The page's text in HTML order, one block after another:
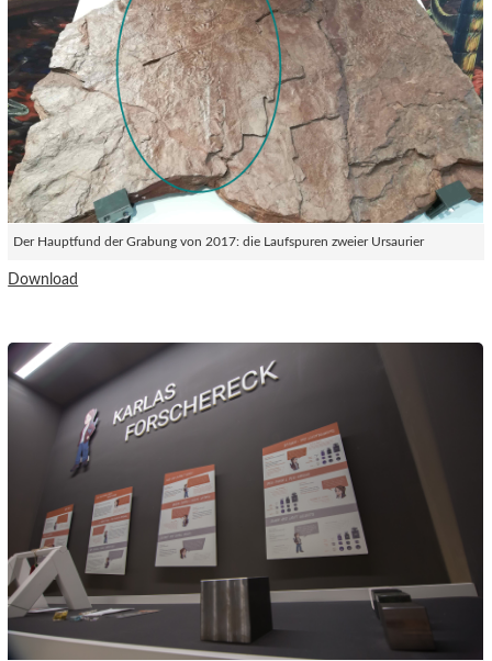
Der Hauptfund der Grabung von 2017: die Laufspuren zweier Ursaurier
Download